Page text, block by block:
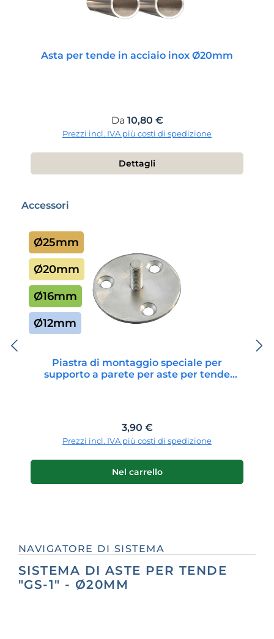
Asta per tende in acciaio inox Ø20mm
Prezzo normale:
Da 10,80 €
Prezzi incl. IVA più costi di spedizione
Dettagli
Salta la galleria dei prodotti
Accessori
Ø25mm
Ø20mm
Ø16mm
Ø12mm
Piastra di montaggio speciale per
supporto a parete per aste per tende
Prezzo normale:
3,90 €
Prezzi incl. IVA più costi di spedizione
Nel carrello
NAVIGATORE DI SISTEMA
SISTEMA DI ASTE PER TENDE
"GS-1" - Ø20MM